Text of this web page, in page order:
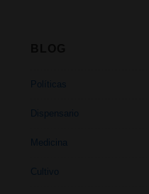
Políticas
Dispensario
Medicina
Cultivo